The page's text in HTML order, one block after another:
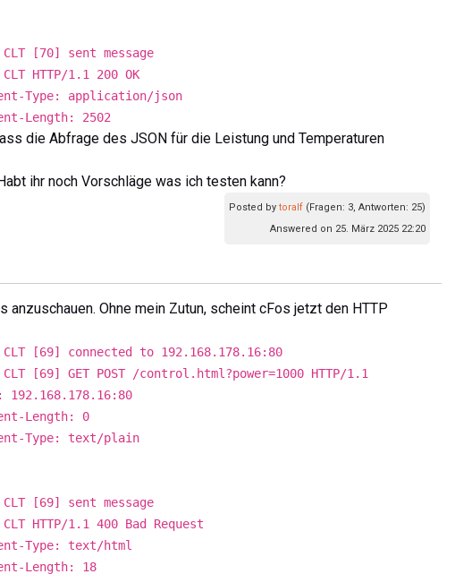
CLT [70] sent message
HTTP/1.1 200 OK
Type: application/json
Length: 2502
die Abfrage des JSON für die Leistung und Temperaturen
ihr noch Vorschläge was ich testen kann?
Posted by toralf (Fragen: 3, Antworten: 25)
Answered on 25. März 2025 22:20
anzuschauen. Ohne mein Zutun, scheint cFos jetzt den HTTP
CLT [69] connected to 192.168.178.16:80
[69] GET POST /control.html?power=1000 HTTP/1.1
192.168.178.16:80
Length: 0
Type: text/plain
CLT [69] sent message
HTTP/1.1 400 Bad Request
Type: text/html
Length: 18